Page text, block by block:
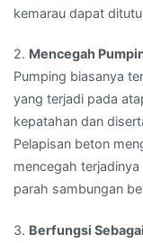
kemarau dapat
2. Mencegah
Pumping biasanya
yang terjadi pada
kepatahan dan
Pelapisan beton
mencegah
parah sambungan
3. Berfungsi